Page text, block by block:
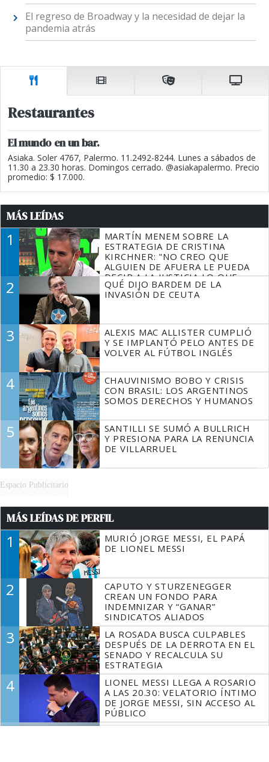
El regreso de Broadway y la necesidad de dejar la
pandemia atrás
Restaurantes
El mundo en un bar.
Asiaka. Soler 4767, Palermo. 11.2492-8244. Lunes a sábados de
11.30 a 23.30 horas. Domingos cerrado. @asiakapalermo. Precio
promedio: $ 17.000.
MÁS LEÍDAS
1
MARTÍN MENEM SOBRE LA
ESTRATEGIA DE CRISTINA
KIRCHNER: "NO CREO QUE
ALGUIEN DE AFUERA LE PUEDA
DECIR A LA JUSTICIA LO QUE
TIENE QUE HACER"
2
QUÉ DIJO BARDEM DE LA
INVASIÓN DE CEUTA
3
ALEXIS MAC ALLISTER CUMPLIÓ
Y SE IMPLANTÓ PELO ANTES DE
VOLVER AL FÚTBOL INGLÉS
4
CHAUVINISMO BOBO Y CRISIS
CON BRASIL: LOS ARGENTINOS
SOMOS DERECHOS Y HUMANOS
5
SANTILLI SE SUMÓ A BULLRICH
Y PRESIONA PARA LA RENUNCIA
DE VILLARRUEL
Espacio Publicitario
MÁS LEÍDAS DE PERFIL
1
MURIÓ JORGE MESSI, EL PAPÁ
DE LIONEL MESSI
2
CAPUTO Y STURZENEGGER
CREAN UN FONDO PARA
INDEMNIZAR Y “GANAR”
SINDICATOS ALIADOS
3
LA ROSADA BUSCA CULPABLES
DESPUÉS DE LA DERROTA EN EL
SENADO Y RECALCULA SU
ESTRATEGIA
4
LIONEL MESSI LLEGA A ROSARIO
A LAS 20.30: VELATORIO ÍNTIMO
DE JORGE MESSI, SIN ACCESO AL
PÚBLICO